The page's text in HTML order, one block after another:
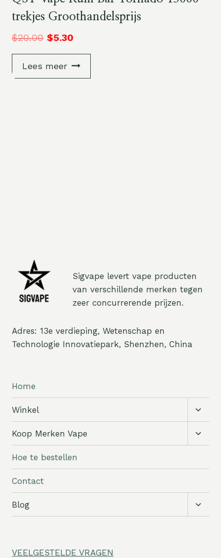
trekjes Groothandelsprijs
$20.00 $5.30
Lees meer
Sigvape levert vape producten
van verschillende merken tegen
zeer concurrerende prijzen.
Adres: 13e verdieping, Wetenschap en
Technologie Innovatiepark, Shenzhen, China
Home
Winkel
Koop Merken Vape
Hoe te bestellen
Contact
Blog
VEELGESTELDE VRAGEN